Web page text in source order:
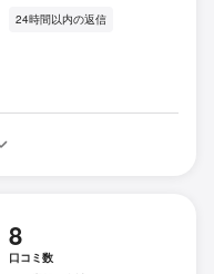
24時間以内の返信
8
口コミ数